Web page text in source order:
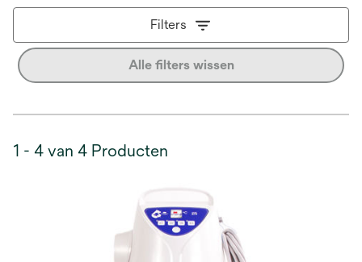
Filters
Alle filters wissen
1 - 4 van 4 Producten